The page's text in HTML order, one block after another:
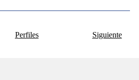
Perfiles Siguiente